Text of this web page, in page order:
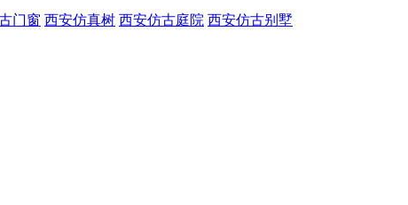
门窗 西安仿真树 西安仿古庭院 西安仿古别墅